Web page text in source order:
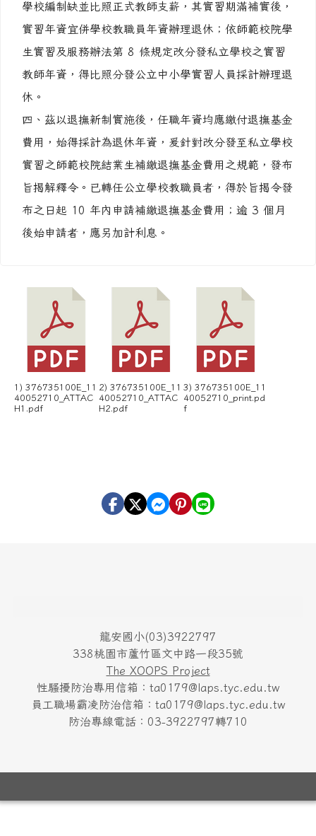
學校編制缺並比照正式教師支薪，其實習期滿補實後，
實習年資宜併學校教職員年資辦理退休；依師範校院學
生實習及服務辦法第 8 條規定改分發私立學校之實習
教師年資，得比照分發公立中小學實習人員採計辦理退
休。
四、茲以退撫新制實施後，任職年資均應繳付退撫基金
費用，始得採計為退休年資，爰針對改分發至私立學校
實習之師範校院結業生補繳退撫基金費用之規範，發布
旨揭解釋令。已轉任公立學校教職員者，得於旨揭令發
布之日起 10 年內申請補繳退撫基金費用；逾 3 個月
後始申請者，應另加計利息。
1) 376735100E_11
40052710_ATTAC
H1.pdf
2) 376735100E_11
40052710_ATTAC
H2.pdf
3) 376735100E_11
40052710_print.pd
f
龍安國小(03)3922797
338桃園市蘆竹區文中路一段35號
The XOOPS Project
性騷擾防治專用信箱：ta0179@laps.tyc.edu.tw
員工職場霸凌防治信箱：ta0179@laps.tyc.edu.tw
防治專線電話：03-3922797轉710